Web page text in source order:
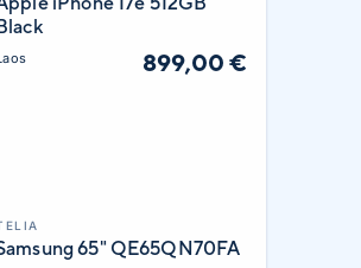
899,00 €
65" QE65QN70FA